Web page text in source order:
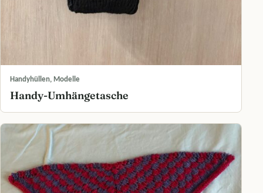
Handyhüllen, Modelle
Handy-Umhängetasche